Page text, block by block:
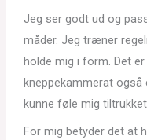
Jeg ser godt ud og
måder. Jeg træner
holde mig i form. Det
kneppekammerat
kunne føle mig
For mig betyder det at